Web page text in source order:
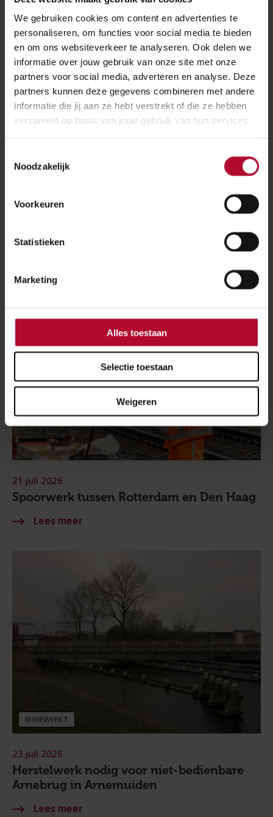
We gebruiken cookies om content en advertenties te
personaliseren, om functies voor social media te bieden
en om ons websiteverkeer te analyseren. Ook delen we
informatie over jouw gebruik van onze site met onze
partners voor social media, adverteren en analyse. Deze
partners kunnen deze gegevens combineren met andere
informatie die jij aan ze hebt verstrekt of die ze hebben
verzameld op basis van jouw gebruik van hun services.
Noodzakelijk
Voorkeuren
Statistieken
Marketing
Alles toestaan
Selectie toestaan
Weigeren
Werk live te volgen
Belangstellenden kunnen de voortgang van de
werkzaamheden bij de Dorpskerk live volgen via
een
webcam . Met de zichtbare vorderingen en geplande
werkzaamheden werkt het project Maarsbergen
gestaag toe naar een vernieuwde en beter ingerichte
Meer over:
Tunnels & bruggen
Spoorwerk tussen Rotterdam en Den Haag
21 juli 2026
BIJGEWERKT
Herstelwerk nodig voor niet-bedienbare
Arnebrug in Arnemuiden
23 juli 2026